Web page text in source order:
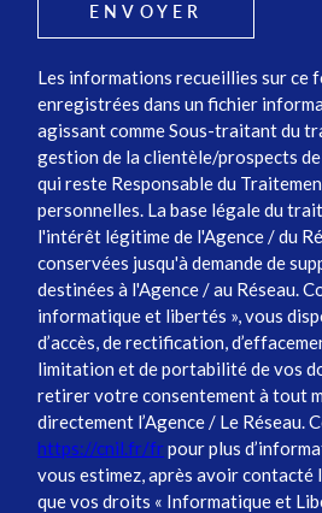
ENVOYER
Les informations recueillies sur ce
enregistrées dans un fichier
agissant comme Sous-traitant du
gestion de la clientèle/prospects de
qui reste Responsable du
personnelles. La base légale du
l'intérêt légitime de l'Agence / du
conservées jusqu'à demande de
destinées à l'Agence / au Réseau.
informatique et libertés », vous
d’accès, de rectification,
limitation et de portabilité de vos
retirer votre consentement à tout
directement l’Agence / Le Réseau.
https://cnil.fr/frpour plus
vous estimez, après avoir contacté
que vos droits « Informatique et